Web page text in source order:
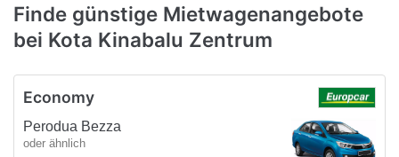
Finde günstige Mietwagenangebote
bei Kota Kinabalu Zentrum
Economy
Perodua Bezza
oder ähnlich